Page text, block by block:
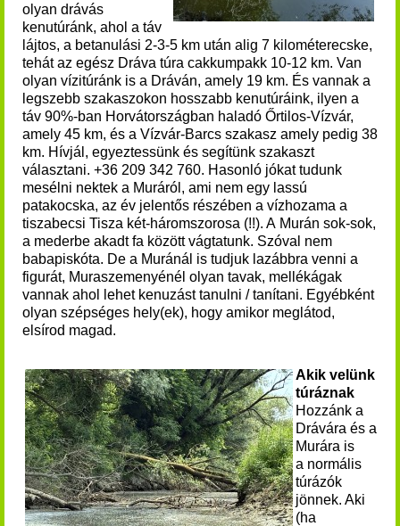
olyan drávás
kenutúránk, ahol a táv
lájtos, a betanulási 2-3-5 km után alig 7 kilométerecske,
tehát az egész Dráva túra cakkumpakk 10-12 km. Van
olyan vízitúránk is a Dráván, amely 19 km. És vannak a
legszebb szakaszokon hosszabb kenutúráink, ilyen a
táv 90%-ban Horvátországban haladó Őrtilos-Vízvár,
amely 45 km, és a Vízvár-Barcs szakasz amely pedig 38
km. Hívjál, egyeztessünk és segítünk szakaszt
választani. +36 209 342 760. Hasonló jókat tudunk
mesélni nektek a Muráról, ami nem egy lassú
patakocska, az év jelentős részében a vízhozama a
tiszabecsi Tisza két-háromszorosa (!!). A Murán sok-sok,
a mederbe akadt fa között vágtatunk. Szóval nem
babapiskóta. De a Muránál is tudjuk lazábbra venni a
figurát, Muraszemenyénél olyan tavak, mellékágak
vannak ahol lehet kenuzást tanulni / tanítani. Egyébként
olyan szépséges hely(ek), hogy amikor meglátod,
elsírod magad.
Akik velünk
túráznak
Hozzánk a
Drávára és a
Murára is
a normális
túrázók
jönnek. Aki
(ha